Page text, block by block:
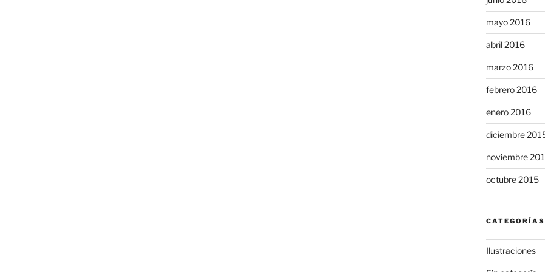
mayo 2016
abril 2016
marzo 2016
febrero 2016
enero 2016
diciembre
noviembre
octubre 2015
CATEGORÍAS
Ilustraciones